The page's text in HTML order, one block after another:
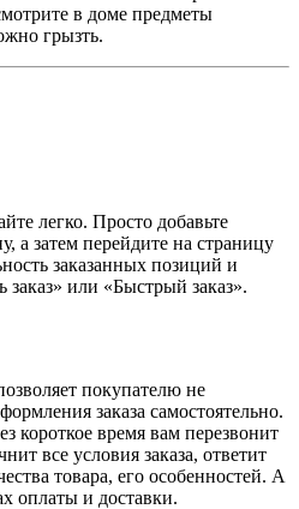
в доме предметы
грызть.
легко. Просто добавьте
а затем перейдите на страницу
заказанных позиций и
или «Быстрый заказ».
покупателю не
заказа самостоятельно.
короткое время вам перезвонит
все условия заказа, ответит
товара, его особенностей. А
оплаты и доставки.